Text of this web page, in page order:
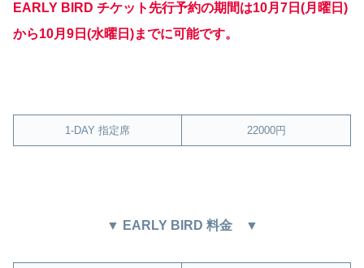
EARLY BIRD チケット先行予約の期間は10月7日(月曜日)
から10月9日(水曜日)までに可能です。
1-DAY 指定席 22000円
▼ EARLY BIRD 料金 ▼